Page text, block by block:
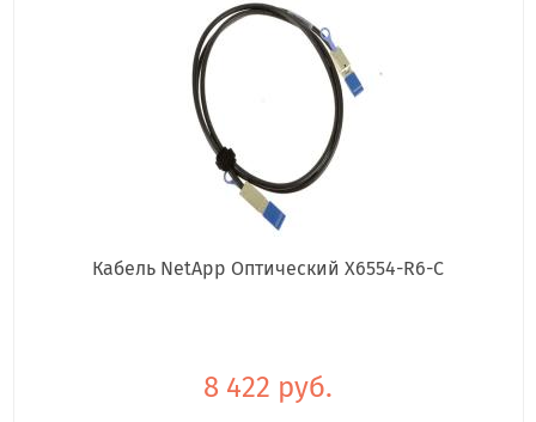
Кабель NetApp Оптический X6554-R6-C
8 422 руб.